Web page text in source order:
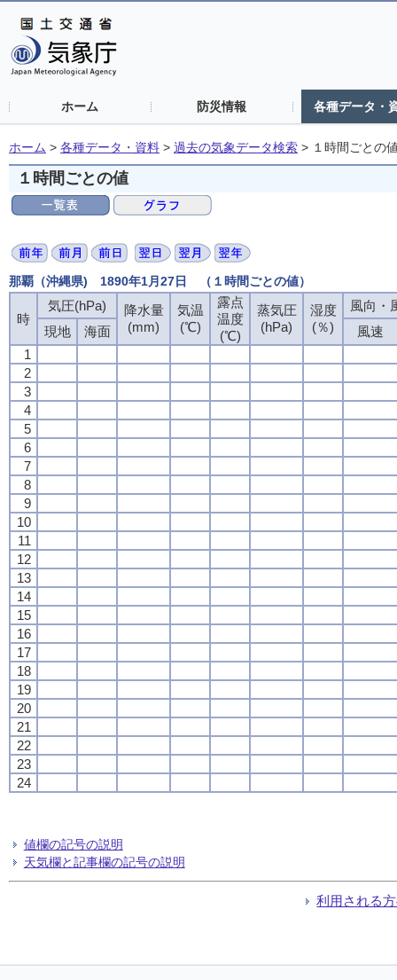
ホーム 防災情報 各種データ・
ホーム > 各種データ・資料 > 過去の気象データ検索 > １時間ごとの
１時間ごとの値
那覇（沖縄県) 1890年1月27日 （１時間ごとの値）
時
気圧(hPa)
降水量
(mm)
気温
(℃)
露点
温度
(℃)
蒸気圧
(hPa)
湿度
(％)
風向・
現地
海面
風速
1
2
3
4
5
6
7
8
9
10
11
12
13
14
15
16
17
18
19
20
21
22
23
24
値欄の記号の説明
天気欄と記事欄の記号の説明
利用される